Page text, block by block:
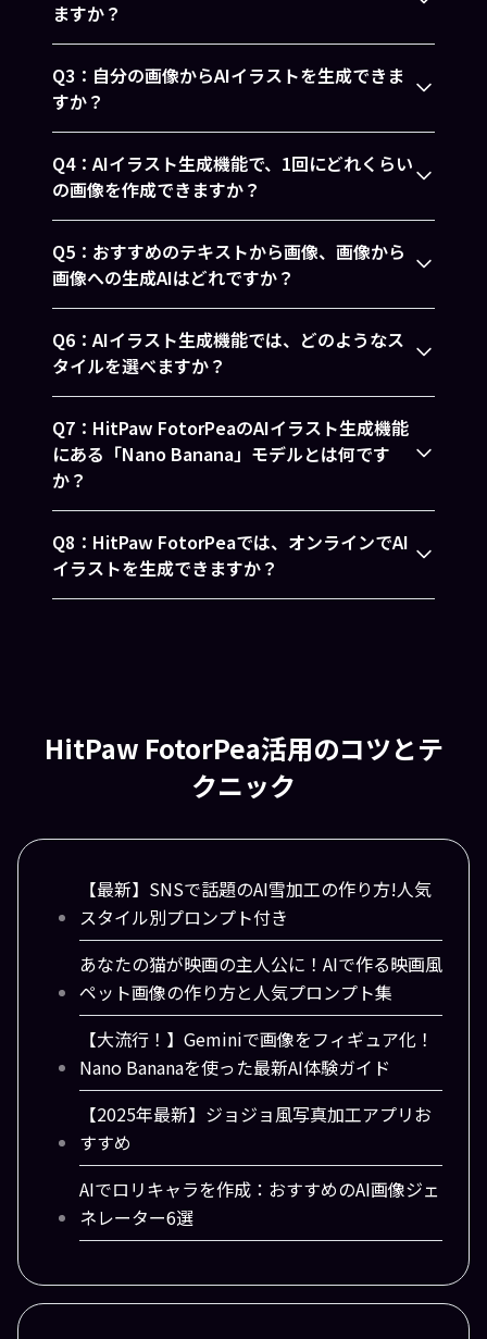
ますか？
Q3：自分の画像からAIイラストを生成できま
すか？
Q4：AIイラスト生成機能で、1回にどれくらい
の画像を作成できますか？
Q5：おすすめのテキストから画像、画像から
画像への生成AIはどれですか？
Q6：AIイラスト生成機能では、どのようなス
タイルを選べますか？
Q7：HitPaw FotorPeaのAIイラスト生成機能
にある「Nano Banana」モデルとは何です
か？
Q8：HitPaw FotorPeaでは、オンラインでAI
イラストを生成できますか？
HitPaw FotorPea活用のコツとテ
クニック
【最新】SNSで話題のAI雪加工の作り方!人気
スタイル別プロンプト付き
あなたの猫が映画の主人公に！AIで作る映画風
ペット画像の作り方と人気プロンプト集
【大流行！】Geminiで画像をフィギュア化！
Nano Bananaを使った最新AI体験ガイド
【2025年最新】ジョジョ風写真加工アプリお
すすめ
AIでロリキャラを作成：おすすめのAI画像ジェ
ネレーター6選